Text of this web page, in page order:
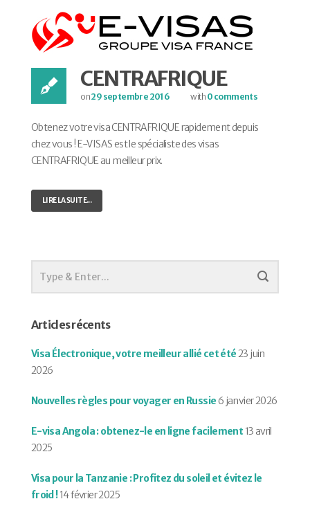
CENTRAFRIQUE
on29 septembre 2016 with 0 comments
Obtenez votre visa CENTRAFRIQUE rapidement depuis
chez vous ! E-VISAS est le spécialiste des visas
CENTRAFRIQUE au meilleur prix.
LIRE LA SUITE...
Articles récents
Visa Électronique, votre meilleur allié cet été23 juin
2026
Nouvelles règles pour voyager en Russie 6 janvier 2026
E-visa Angola : obtenez-le en ligne facilement 13 avril
2025
Visa pour la Tanzanie : Profitez du soleil et évitez le
froid !14 février 2025